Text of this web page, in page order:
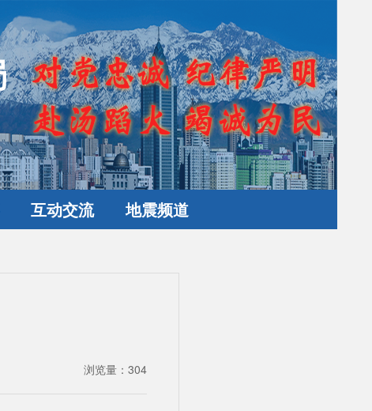
互动交流 地震频道
浏览量： 304